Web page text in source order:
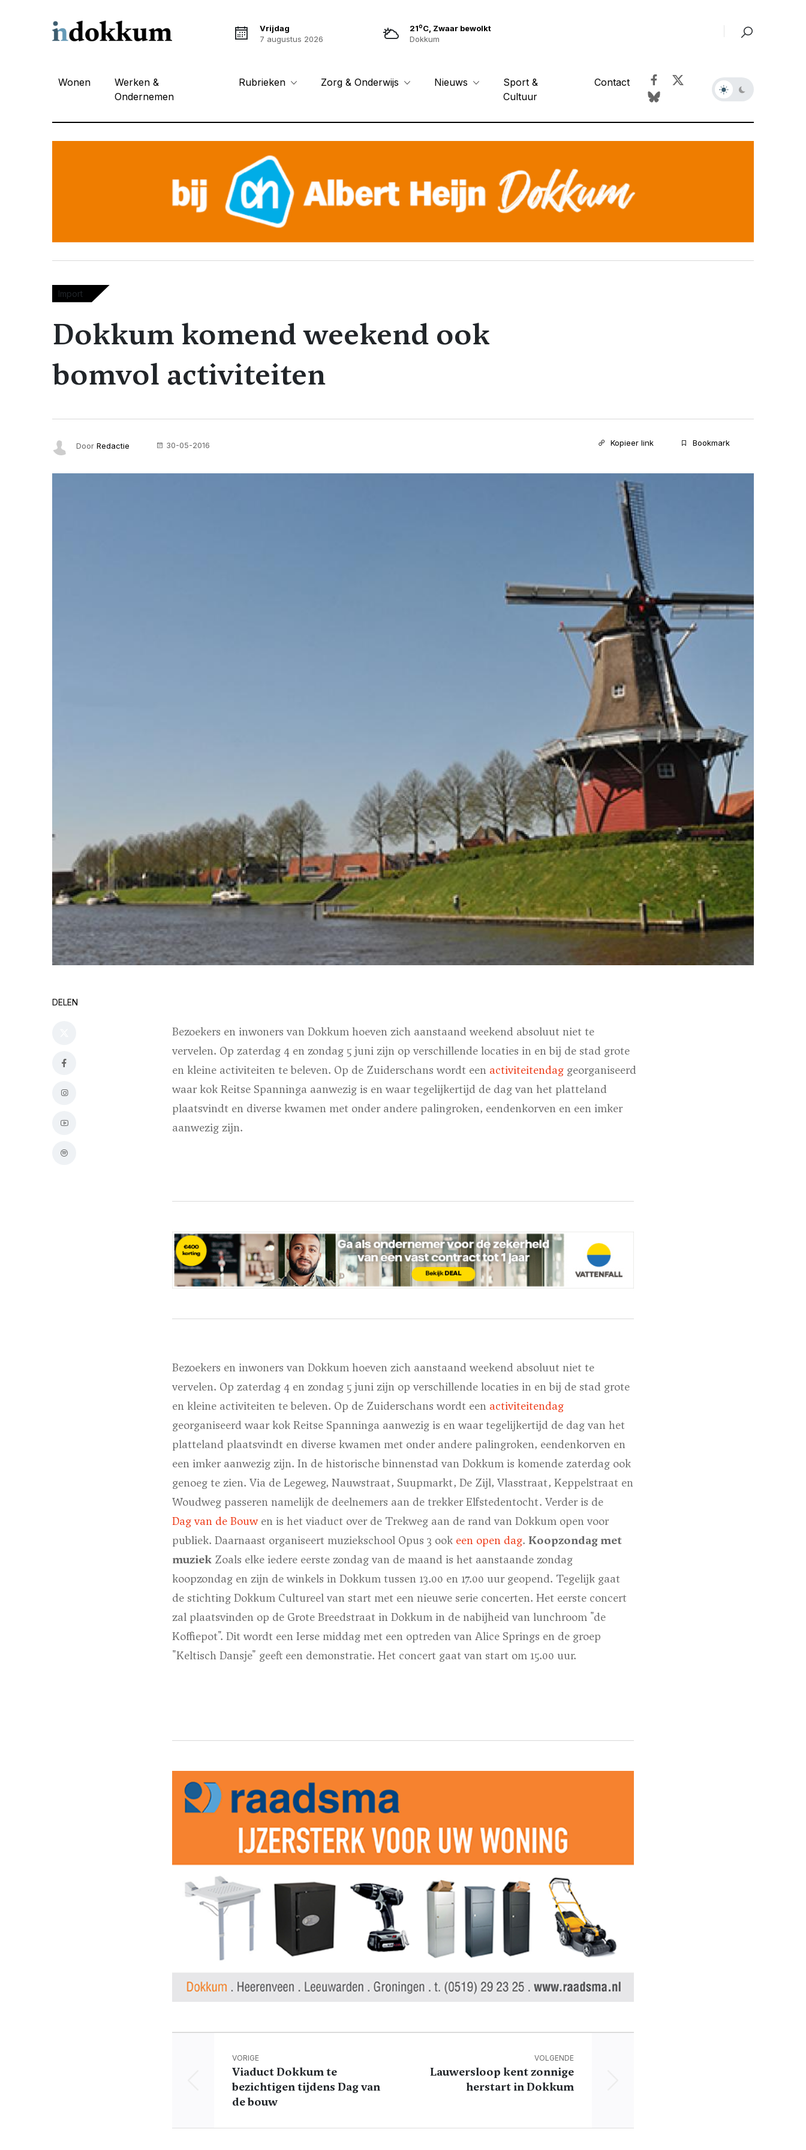
Vrijdag
7 augustus 2026
21oC, Zwaar bewolkt
Dokkum
Wonen
Werken &
Ondernemen
Rubrieken Zorg & Onderwijs Nieuws
Sport &
Cultuur
Contact
Import
Dokkum komend weekend ook
bomvol activiteiten
Door Redactie 30-05-2016 Kopieer link Bookmark
DELEN
Bezoekers en inwoners van Dokkum hoeven zich aanstaand weekend absoluut niet te
vervelen. Op zaterdag 4 en zondag 5 juni zijn op verschillende locaties in en bij de stad grote
en kleine activiteiten te beleven. Op de Zuiderschans wordt een activiteitendag georganiseerd
waar kok Reitse Spanninga aanwezig is en waar tegelijkertijd de dag van het platteland
plaatsvindt en diverse kwamen met onder andere palingroken, eendenkorven en een imker
aanwezig zijn.
Bezoekers en inwoners van Dokkum hoeven zich aanstaand weekend absoluut niet te
vervelen. Op zaterdag 4 en zondag 5 juni zijn op verschillende locaties in en bij de stad grote
en kleine activiteiten te beleven. Op de Zuiderschans wordt een activiteitendag
georganiseerd waar kok Reitse Spanninga aanwezig is en waar tegelijkertijd de dag van het
platteland plaatsvindt en diverse kwamen met onder andere palingroken, eendenkorven en
een imker aanwezig zijn. In de historische binnenstad van Dokkum is komende zaterdag ook
genoeg te zien. Via de Legeweg, Nauwstraat, Suupmarkt, De Zijl, Vlasstraat, Keppelstraat en
Woudweg passeren namelijk de deelnemers aan de trekker Elfstedentocht. Verder is de
Dag van de Bouwen is het viaduct over de Trekweg aan de rand van Dokkum open voor
publiek. Daarnaast organiseert muziekschool Opus 3 ook een open dag. Koopzondag met
muziek Zoals elke iedere eerste zondag van de maand is het aanstaande zondag
koopzondag en zijn de winkels in Dokkum tussen 13.00 en 17.00 uur geopend. Tegelijk gaat
de stichting Dokkum Cultureel van start met een nieuwe serie concerten. Het eerste concert
zal plaatsvinden op de Grote Breedstraat in Dokkum in de nabijheid van lunchroom "de
Koffiepot". Dit wordt een Ierse middag met een optreden van Alice Springs en de groep
"Keltisch Dansje" geeft een demonstratie. Het concert gaat van start om 15.00 uur.
VORIGE
Viaduct Dokkum te
bezichtigen tijdens Dag van
de bouw
VOLGENDE
Lauwersloop kent zonnige
herstart in Dokkum